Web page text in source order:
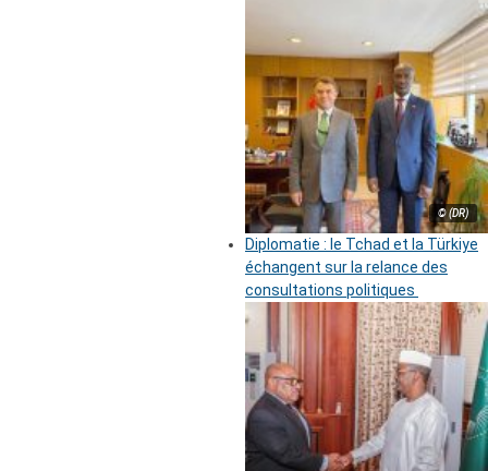
© (DR)
Diplomatie : le Tchad et la Türkiye
échangent sur la relance des
consultations politiques